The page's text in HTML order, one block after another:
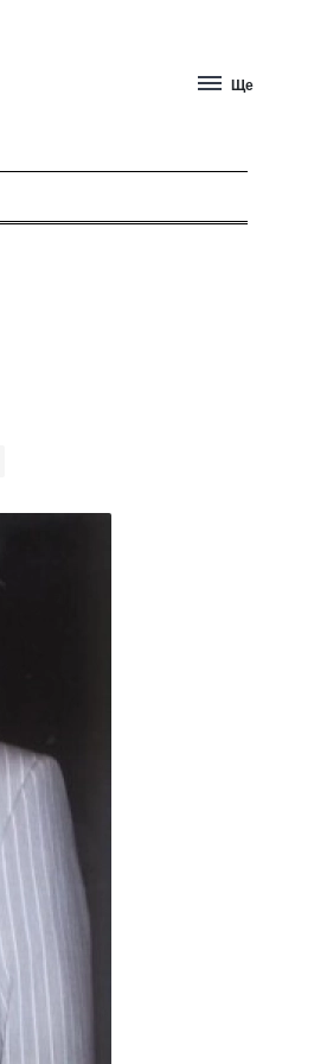
Ще